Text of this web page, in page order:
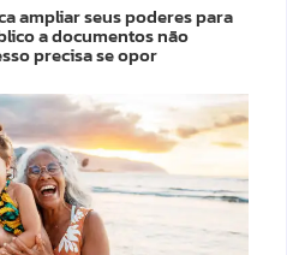
ampliar seus poderes para
a documentos não
precisa se opor